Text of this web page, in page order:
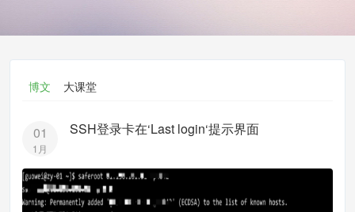
i
博文
大课堂
01
1月
SSH登录卡在‘Last login‘提示界面